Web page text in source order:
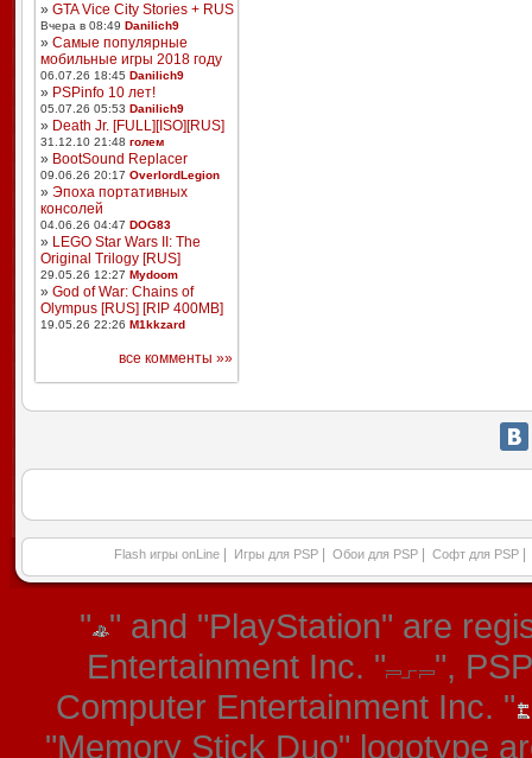
» GTA Vice City Stories + RUS
Вчера в 08:49 Danilich9
» Самые популярные
мобильные игры 2018 году
06.07.26 18:45 Danilich9
» PSPinfo 10 лет!
05.07.26 05:53 Danilich9
» Death Jr. [FULL][ISO][RUS]
31.12.10 21:48 голем
» BootSound Replacer
09.06.26 20:17 OverlordLegion
» Эпоха портативных
консолей
04.06.26 04:47 DOG83
» LEGO Star Wars II: The
Original Trilogy [RUS]
29.05.26 12:27 Mydoom
» God of War: Chains of
Olympus [RUS] [RIP 400MB]
19.05.26 22:26 M1kkzard
все комменты »»
Flash игры onLine Игры для PSP Обои для PSP Софт для PSP
" " and "PlayStation" are
Entertainment Inc. "
",
Computer Entertainment Inc. "
"Memory Stick Duo" logotype